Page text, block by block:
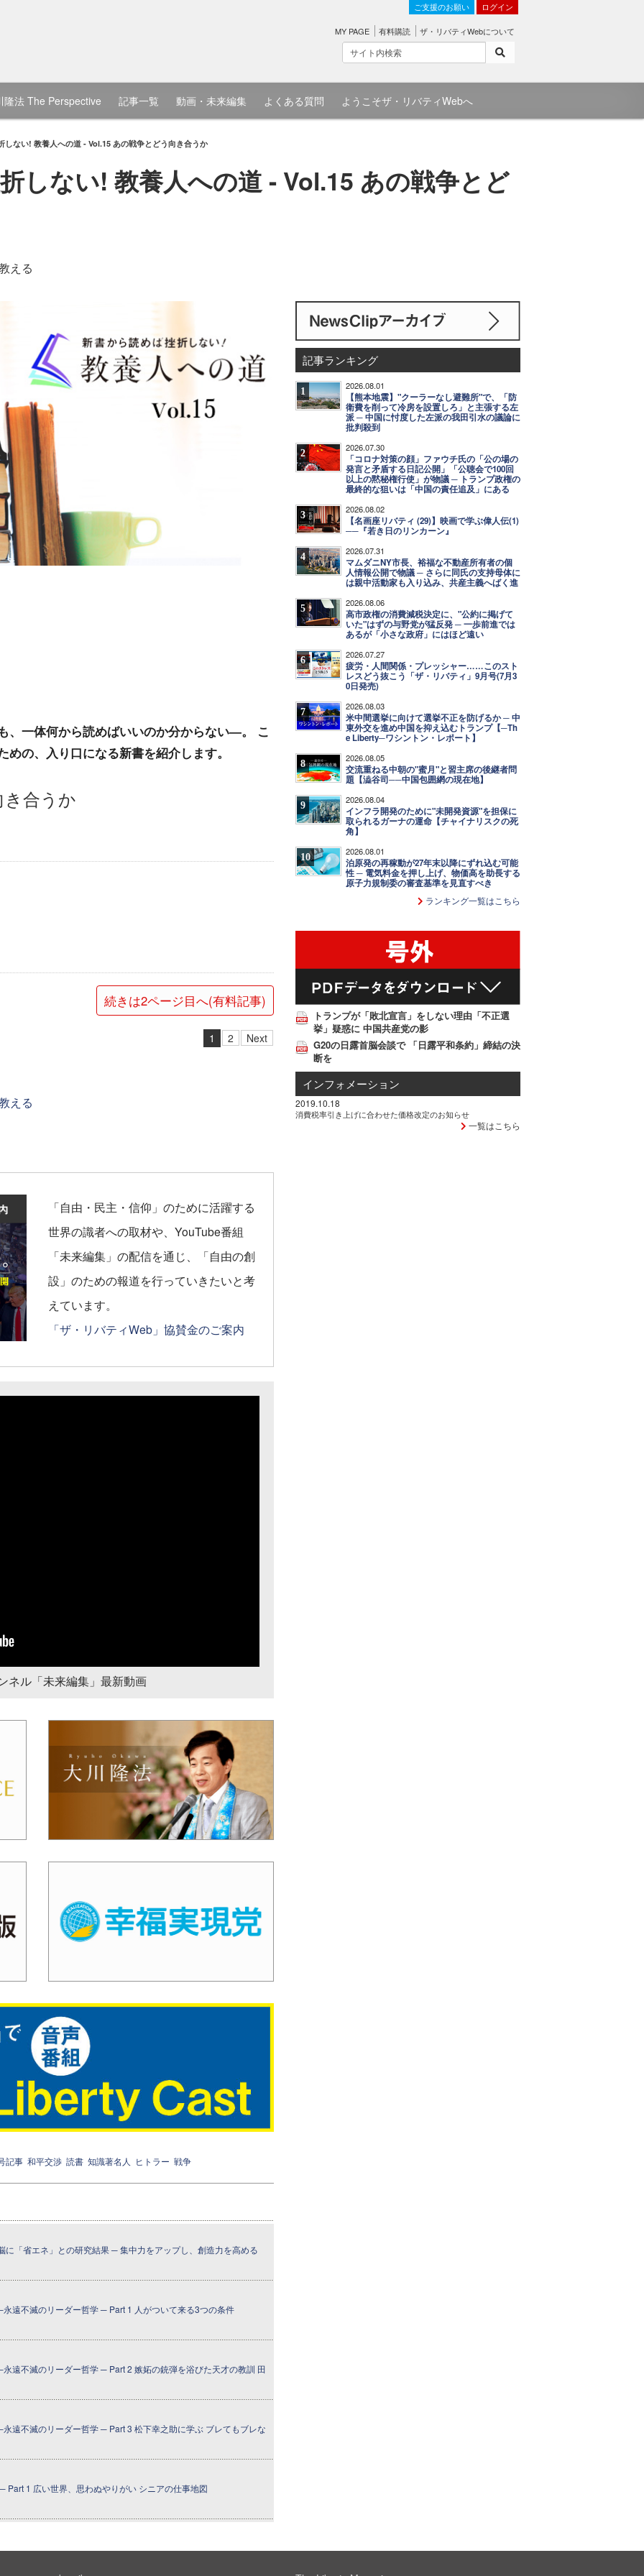
ご支援のお願い ログイン
MY PAGE 有料購読 ザ・リバティWebについて
隆法 The Perspective 記事一覧 動画・未来編集 よくある質問 ようこそザ・リバティWebへ
しない! 教養人への道 - Vol.15 あの戦争とどう向き合うか
しない! 教養人への道 - Vol.15 あの戦争とど
える
、一体何から読めばいいのか分からない―。 こ
の、入り口になる新書を紹介します。
合うか
続きは2ページ目へ(有料記事)
1 2 Next
える
「自由・民主・信仰」のために活躍する
世界の識者への取材や、YouTube番組
「未来編集」の配信を通じ、「自由の創
設」のための報道を行っていきたいと考
えています。
「ザ・リバティWeb」協賛金のご案内
ネル「未来編集」最新動画
記事 和平交渉 読書 知識著名人 ヒトラー 戦争
に「省エネ」との研究結果 ─ 集中力をアップし、創造力を高める
遠不滅のリーダー哲学 ─ Part 1 人がついて来る3つの条件
遠不滅のリーダー哲学 ─ Part 2 嫉妬の銃弾を浴びた天才の教訓 田
遠不滅のリーダー哲学 ─ Part 3 松下幸之助に学ぶ ブレてもブレな
Part 1 広い世界、思わぬやりがい シニアの仕事地図
記事ランキング
1 2026.08.01
【熊本地震】"クーラーなし避難所"で、「防
衛費を削って冷房を設置しろ」と主張する左
派 ─ 中国に忖度した左派の我田引水の議論に
批判殺到
2 2026.07.30
「コロナ対策の顔」ファウチ氏の「公の場の
発言と矛盾する日記公開」「公聴会で100回
以上の黙秘権行使」が物議 ─ トランプ政権の
最終的な狙いは「中国の責任追及」にある
3 2026.08.02
【名画座リバティ (29)】映画で学ぶ偉人伝(1)
──『若き日のリンカーン』
4 2026.07.31
マムダニNY市長、裕福な不動産所有者の個
人情報公開で物議 ─ さらに同氏の支持母体に
は親中活動家も入り込み、共産主義へばく進
5 2026.08.06
高市政権の消費減税決定に、"公約に掲げて
いた"はずの与野党が猛反発 ─ 一歩前進では
あるが「小さな政府」にはほど遠い
6 2026.07.27
疲労・人間関係・プレッシャー……このスト
レスどう抜こう「ザ・リバティ」9月号(7月3
0日発売)
7 2026.08.03
米中間選挙に向けて選挙不正を防げるか ─ 中
東外交を進め中国を抑え込むトランプ【─Th
e Liberty─ワシントン・レポート】
8 2026.08.05
交流重ねる中朝の"蜜月"と習主席の後継者問
題【澁谷司──中国包囲網の現在地】
9 2026.08.04
インフラ開発のために"未開発資源"を担保に
取られるガーナの運命【チャイナリスクの死
角】
10 2026.08.01
泊原発の再稼動が27年末以降にずれ込む可能
性 ─ 電気料金を押し上げ、物価高を助長する
原子力規制委の審査基準を見直すべき
ランキング一覧はこちら
トランプが「敗北宣言」をしない理由「不正選
挙」疑惑に 中国共産党の影
G20の日露首脳会談で 「日露平和条約」締結の決
断を
インフォメーション
2019.10.18
消費税率引き上げに合わせた価格改定のお知らせ
一覧はこちら